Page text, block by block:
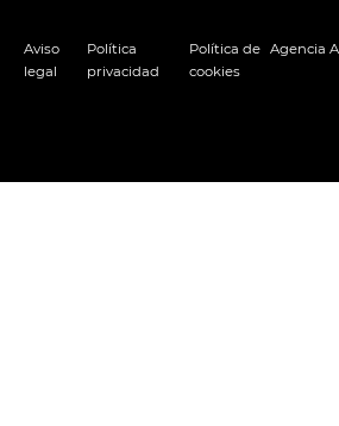
Aviso
legal
Política
privacidad
Política de
cookies
Agencia